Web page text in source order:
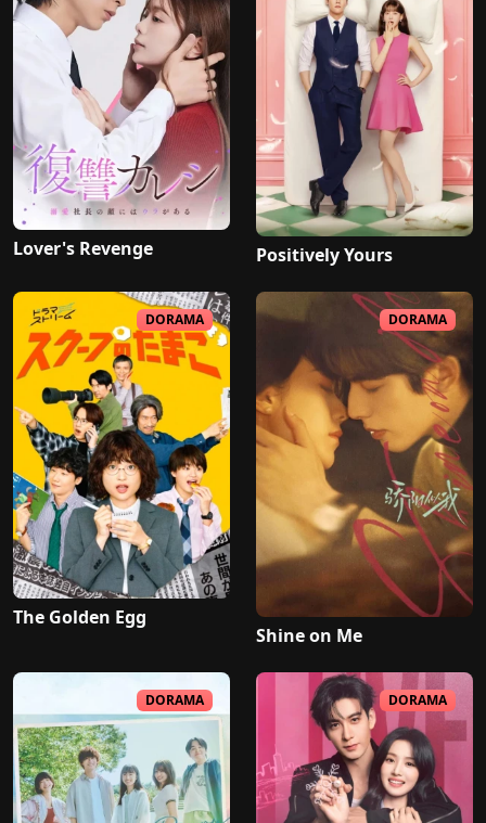
Lover's Revenge Positively Yours
DORAMA
The Golden Egg
DORAMA
Shine on Me
DORAMA DORAMA